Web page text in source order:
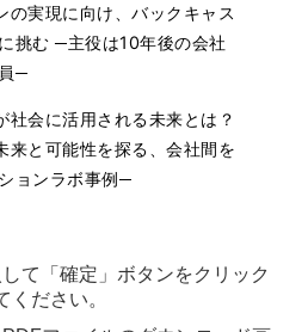
実現に向け、バックキャス
挑む ─主役は10年後の会社
─
会に活用される未来とは？
来と可能性を探る、会社間を
ョンラボ事例─